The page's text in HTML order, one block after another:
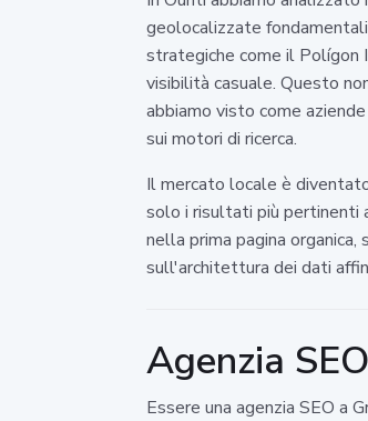
geolocalizzate
strategiche come il Polígon
visibilità casuale. Questo
abbiamo visto come
sui motori di ricerca.
Il mercato locale è
solo i risultati più pertinenti
nella prima pagina
sull'architettura dei dati
Agenzia
Essere una agenzia SEO a